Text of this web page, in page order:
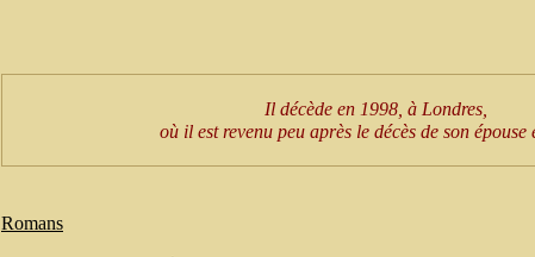
Il décède en 1998, à Londres,
où il est revenu peu après le décès de son épouse
Romans